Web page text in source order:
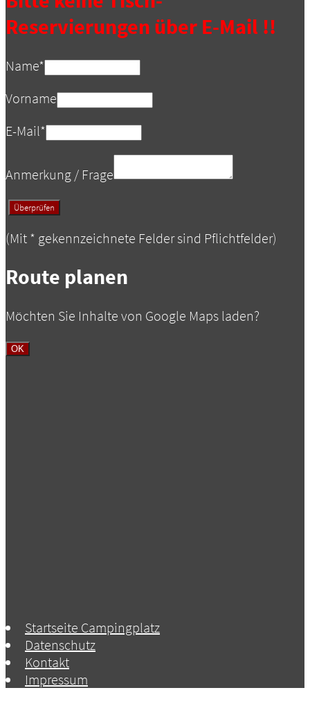
Reservierungen über E-Mail !!
Name*
Vorname
E-Mail*
Anmerkung / Frage
(Mit * gekennzeichnete Felder sind Pflichtfelder)
Route planen
Möchten Sie Inhalte von Google Maps laden?
OK
Startseite Campingplatz
Datenschutz
Kontakt
Impressum